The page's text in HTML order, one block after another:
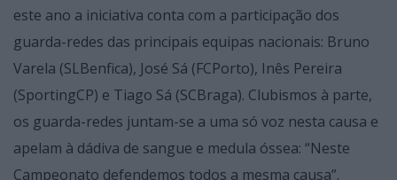
este ano a iniciativa conta com a participação dos
guarda-redes das principais equipas nacionais: Bruno
Varela (SLBenfica), José Sá (FCPorto), Inês Pereira
(SportingCP) e Tiago Sá (SCBraga). Clubismos à parte,
os guarda-redes juntam-se a uma só voz nesta causa e
apelam à dádiva de sangue e medula óssea: “Neste
Campeonato defendemos todos a mesma causa”.